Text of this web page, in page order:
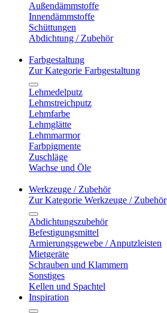
Außendämmstoffe
Innendämmstoffe
Schüttungen
Abdichtung / Zubehör
Farbgestaltung
Zur Kategorie Farbgestaltung
Lehmedelputz
Lehmstreichputz
Lehmfarbe
Lehmglätte
Lehmmarmor
Farbpigmente
Zuschläge
Wachse und Öle
Werkzeuge / Zubehör
Zur Kategorie Werkzeuge / Zubehör
Abdichtungszubehör
Befestigungsmittel
Armierungsgewebe / Anputzleisten
Mietgeräte
Schrauben und Klammern
Sonstiges
Kellen und Spachtel
Inspiration